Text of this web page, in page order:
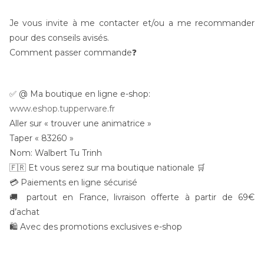
Je vous invite à me contacter et/ou a me recommander
pour des conseils avisés.
Comment passer commande❓
✅ @ Ma boutique en ligne e-shop:
www.eshop.tupperware.fr
Aller sur « trouver une animatrice »
Taper « 83260 »
Nom: Walbert Tu Trinh
🇫🇷 Et vous serez sur ma boutique nationale 🛒
💳 Paiements en ligne sécurisé
🚚 partout en France, livraison offerte à partir de 69€
d’achat
🛍 Avec des promotions exclusives e-shop